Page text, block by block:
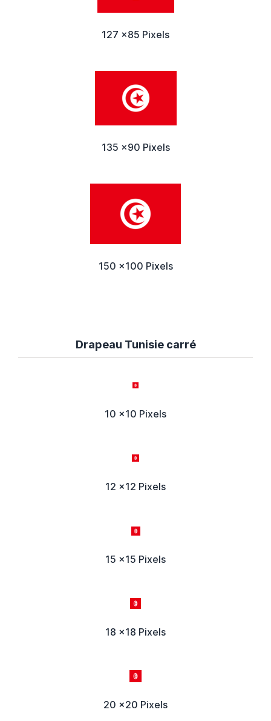
127 x85 Pixels
135 x90 Pixels
150 x100 Pixels
Drapeau Tunisie carré
10 x10 Pixels
12 x12 Pixels
15 x15 Pixels
18 x18 Pixels
20 x20 Pixels